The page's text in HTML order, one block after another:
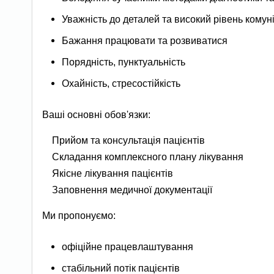
Уважність до деталей та високий рівень
Бажання працювати та розвиватися
Порядність, пунктуальність
Охайність, стресостійкість
Ваші основні обов'язки:
Прийом та консультація пацієнтів
Складання комплексного плану лікування
Якісне лікування пацієнтів
Заповнення медичної документації
Ми пропонуємо:
офіційне працевлаштування
стабільний потік пацієнтів